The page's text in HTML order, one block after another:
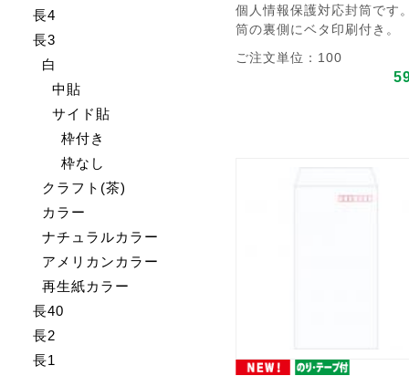
長4
長3
白
中貼
サイド貼
枠付き
枠なし
クラフト(茶)
カラー
ナチュラルカラー
アメリカンカラー
再生紙カラー
長40
長2
長1
個人情報保護対応封筒です
筒の裏側にベタ印刷付き。
ご注文単位：100